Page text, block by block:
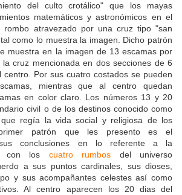
del culto crotálico" que los mayas
matemáticos y astronómicos en el
atravezado por una cruz tipo "san
como lo muestra la imagen. Dicho patrón
muestra en la imagen de 13 escamas por
cruz mencionada en dos secciones de 6
Por sus cuatro costados se pueden
mientras que al centro quedan
en color claro. Los números 13 y 20
civil o de los destinos conocido como
regía la vida social y religiosa de los
patrón que les presento es el
conclusiones en lo referente a la
con los cuatro rumbos del universo
a sus puntos cardinales, sus dioses,
y sus acompañantes celestes así como
Al centro aparecen los 20 dias del